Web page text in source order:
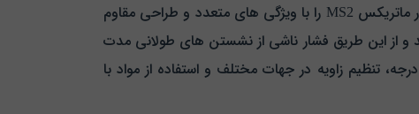
شرکت باراد با توجه به اهمیت رو به رشد ارگونومی و سلامت کاربران در محیط‌ های کاری و خانگی، پایه نگهدارنده مانیتور ماتریکس MS2 را با ویژگی‌ های متعدد و طراحی مقاوم
و از این طریق فشار ناشی از نشستن‌ های طولانی‌ مدت
و استفاده مداوم از مانیتور به حداقل برسد. از جمله ویژگی‌ های کلیدی این محصول می‌ توان به قابلیت چرخش 360 درجه، تنظیم زاویه در جهات مختلف و استفاده از مواد با